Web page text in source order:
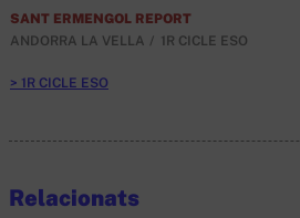
SANT ERMENGOL REPORT
ANDORRA LA VELLA
1R CICLE ESO
1R CICLE ESO
Relacionats